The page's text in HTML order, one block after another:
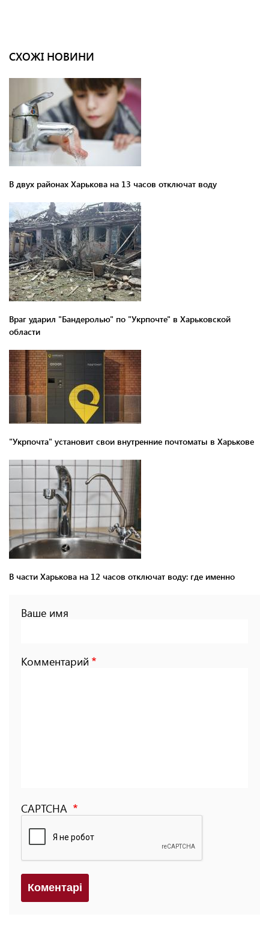
СХОЖІ НОВИНИ
В двух районах Харькова на 13 часов отключат воду
Враг ударил "Бандеролью" по "Укрпочте" в Харьковской
области
"Укрпочта" установит свои внутренние почтоматы в Харькове
В части Харькова на 12 часов отключат воду: где именно
Ваше имя
Комментарий
CAPTCHA
Коментарi